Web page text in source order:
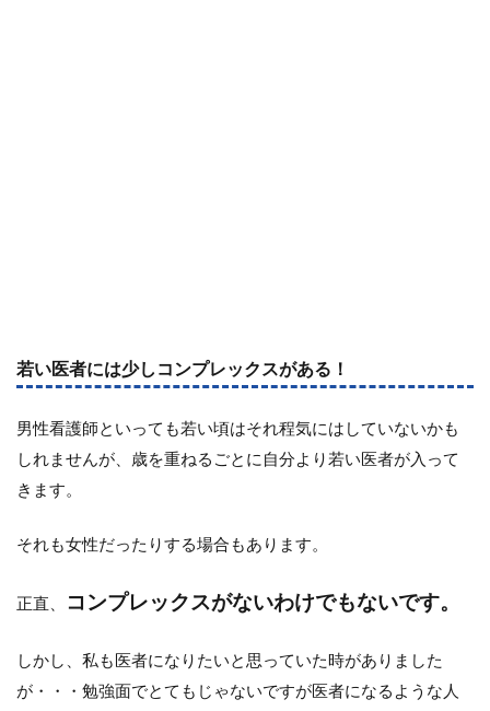
若い医者には少しコンプレックスがある！
男性看護師といっても若い頃はそれ程気にはしていないかも
しれませんが、歳を重ねるごとに自分より若い医者が入って
きます。
それも女性だったりする場合もあります。
正直、 コンプレックスがないわけでもないです。
しかし、私も医者になりたいと思っていた時がありました
が・・・勉強面でとてもじゃないですが医者になるような人